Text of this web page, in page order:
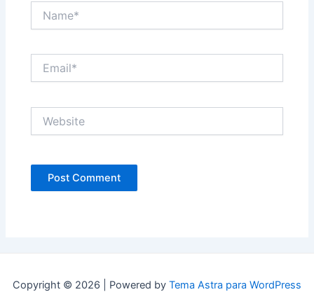
Copyright © 2026 | Powered by Tema Astra para WordPress